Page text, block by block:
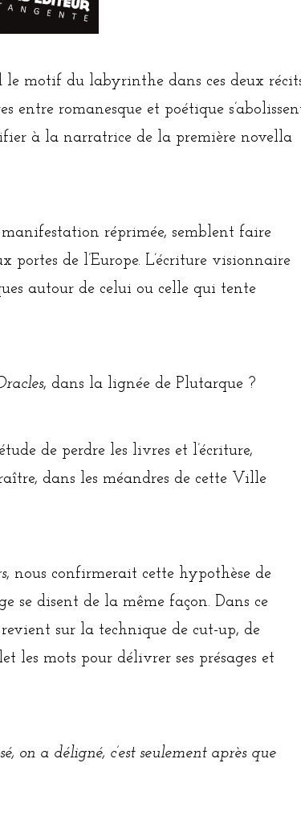
motif du labyrinthe dans ces deux
entre romanesque et poétique
à la narratrice de la première novella
réprimée, semblent faire
de l’Europe. L’écriture visionnaire
autour de celui ou celle qui tente
, dans la lignée de Plutarque ?
de perdre les livres et l’écriture,
dans les méandres de cette Ville
, nous confirmerait cette hypothèse de
se disent de la même façon. Dans ce
sur la technique de cut-up, de
les mots pour délivrer ses présages et
on a déligné, c’est seulement après que